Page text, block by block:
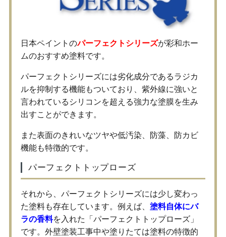
日本ペイントのパーフェクトシリーズが彩和ホー
ムのおすすめ塗料です。
パーフェクトシリーズには劣化成分であるラジカ
ルを抑制する機能もついており、紫外線に強いと
言われているシリコンを超える強力な塗膜を生み
出すことができます。
また表面のきれいなツヤや低汚染、防藻、防カビ
機能も特徴的です。
パーフェクトトップローズ
それから、パーフェクトシリーズには少し変わっ
た塗料も存在しています。例えば、 塗料自体にバ
ラの香料を入れた「パーフェクトトップローズ」
です。外壁塗装工事中や塗りたては塗料の特徴的